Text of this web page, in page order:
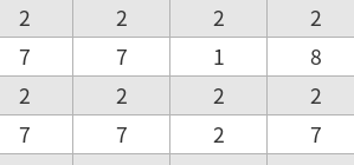
2 2 2 2
7 7 1 8
2 2 2 2
7 7 2 7